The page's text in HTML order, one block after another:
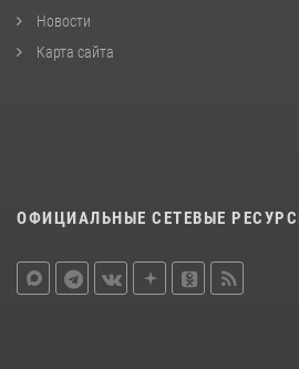
Новости
Карта сайта
ОФИЦИАЛЬНЫЕ СЕТЕВЫЕ